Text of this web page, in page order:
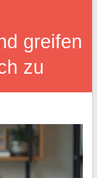
greifen
zu